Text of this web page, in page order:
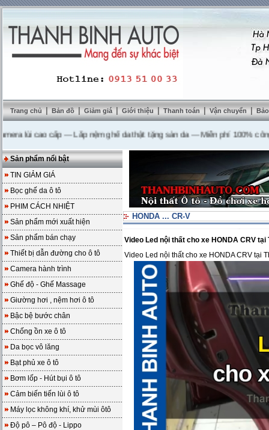
Trang chủ | Bản đồ | Giảm giá | Giới thiệu | Thanh toán | Vận chuyển |
lùi cao cấp---Lắp nệm ghế da thật tặng sàn da--- Miễn phí 100% công lắp
Sản phẩm nổi bật
TIN GIẢM GIÁ
Bọc ghế da ô tô
PHIM CÁCH NHIỆT
Sản phẩm mới xuất hiện
Sản phẩm bán chạy
Thiết bị dẫn đường cho ô tô
Camera hành trình
Ghế độ - Ghế Massage
Giường hơi , nệm hơi ô tô
Bậc bệ bước chân
Chống ồn xe ô tô
Da bọc vô lăng
Bạt phủ xe ô tô
Bơm lốp - Hút bụi ô tô
Cảm biến tiến lùi ô tô
Máy lọc không khí, khử mùi ôtô
Độ pô – Pô độ - Lippo
HONDA ... CR-V
Video Led nội thất cho xe HONDA CRV
Video Led nội thất cho xe HONDA CRV tại